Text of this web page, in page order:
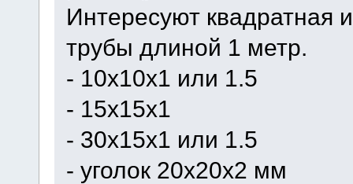
Интересуют квадратная
трубы длиной 1 метр.
- 10х10х1 или 1.5
- 15х15х1
- 30х15х1 или 1.5
- уголок 20х20x2 мм